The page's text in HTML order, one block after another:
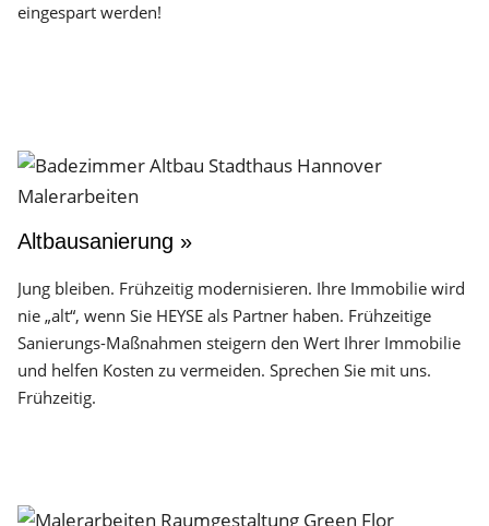
eingespart werden!
Altbausanierung »
Jung bleiben. Frühzeitig modernisieren. Ihre Immobilie wird
nie „alt“, wenn Sie HEYSE als Partner haben. Frühzeitige
Sanierungs-Maßnahmen steigern den Wert Ihrer Immobilie
und helfen Kosten zu vermeiden. Sprechen Sie mit uns.
Frühzeitig.